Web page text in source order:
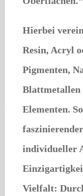
Hierbei
Resin, Acryl
Pigmenten,
Elementen.
individueller
Vielfalt: